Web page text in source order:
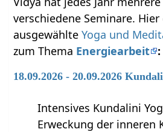
verschiedene Seminare.
ausgewählteYoga und
zum Thema Energiearbeit :
18.09.2026 - 20.09.2026
Intensives Kundalini
Erweckung der inneren